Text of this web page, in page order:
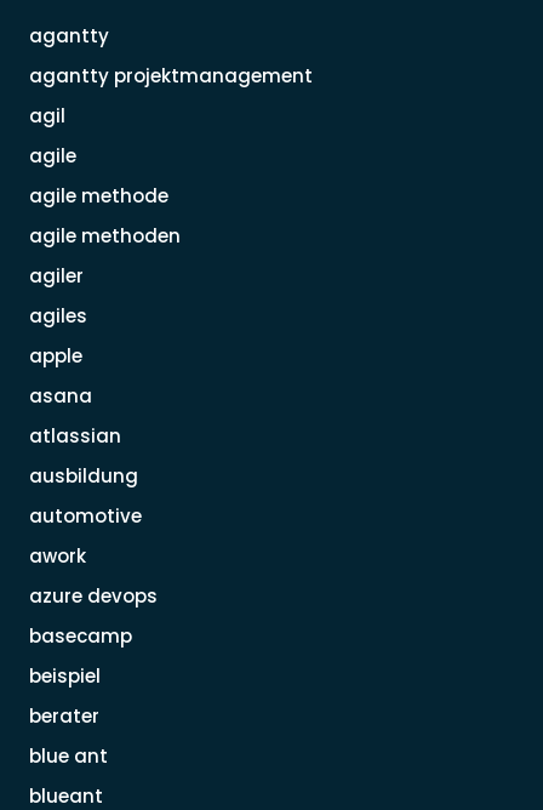
agantty
agantty projektmanagement
agil
agile
agile methode
agile methoden
agiler
agiles
apple
asana
atlassian
ausbildung
automotive
awork
azure devops
basecamp
beispiel
berater
blue ant
blueant